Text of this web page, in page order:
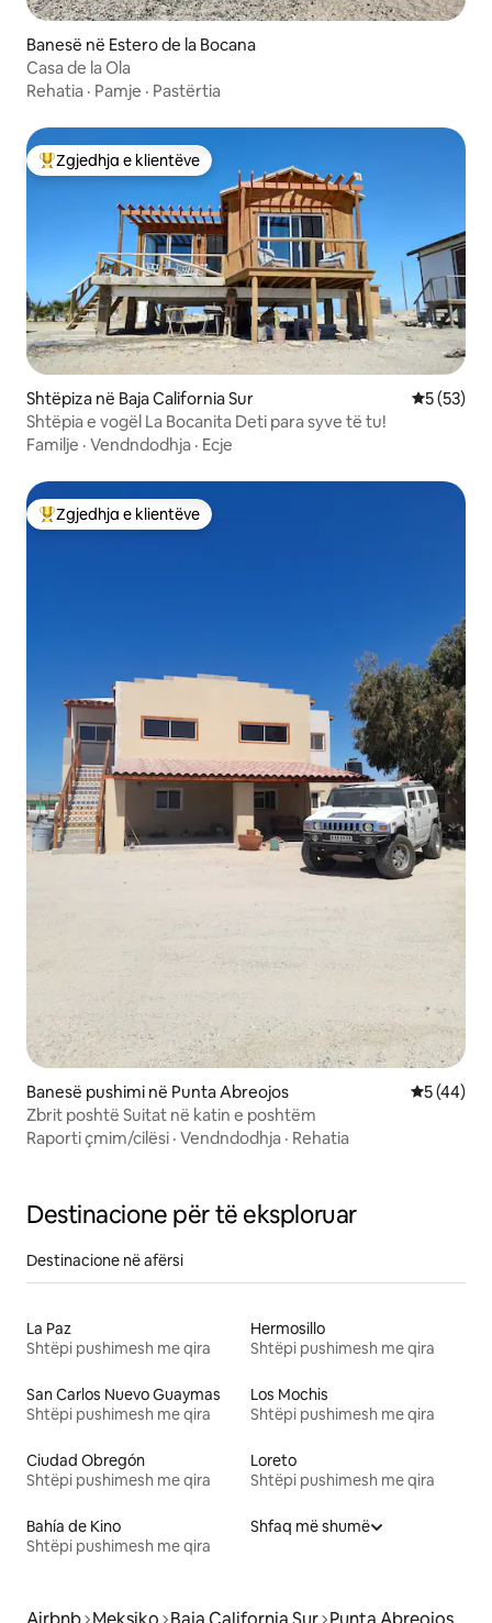
Banesë në Estero de la Bocana
Casa de la Ola
Rehatia · Pamje · Pastërtia
Më të mirat e zgjedhjeve të klientëve
Zgjedhja e klientëve
Shtëpiza në Baja California Sur Vlerësimi
5 (53)
Shtëpia e vogël La Bocanita Deti para syve të tu!
Familje · Vendndodhja · Ecje
Më të mirat e zgjedhjeve të klientëve
Zgjedhja e klientëve
Banesë pushimi në Punta Abreojos Vlerësimi
5 (44)
Zbrit poshtë Suitat në katin e poshtëm
Raporti çmim/cilësi · Vendndodhja · Rehatia
Destinacione për të eksploruar
Destinacione në afërsi
La Paz
Shtëpi pushimesh me qira
Hermosillo
Shtëpi pushimesh me qira
San Carlos Nuevo Guaymas
Shtëpi pushimesh me qira
Los Mochis
Shtëpi pushimesh me qira
Ciudad Obregón
Shtëpi pushimesh me qira
Loreto
Shtëpi pushimesh me qira
Bahía de Kino
Shtëpi pushimesh me qira
Shfaq më shumë